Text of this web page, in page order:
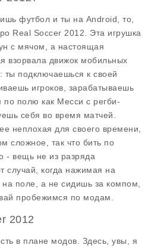
футбол и ты на Android, то,
Real Soccer 2012. Эта игрушка
с мячом, а настоящая
взорвала движок мобильных
ты подключаешься к своей
игроков, зарабатываешь
по полю как Месси с регби-
себя во время матчей.
неплохая для своего времени,
сложное, так что бить по
- вещь не из разряда
случай, когда нажимая на
на поле, а не сидишь за компом,
пробежимся по модам.
2012
в плане модов. Здесь, увы, я